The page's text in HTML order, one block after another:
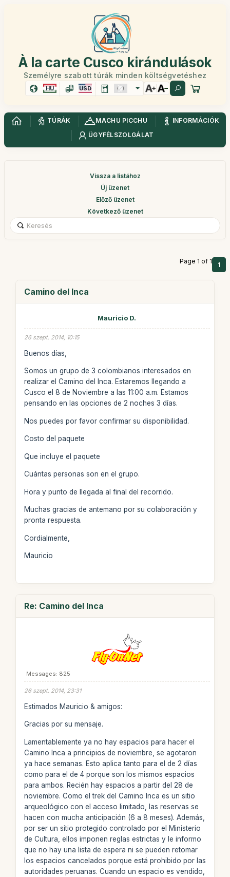
À la carte Cusco kirándulások
Személyre szabott túrák minden költségvetéshez
HU USD
TÚRÁK MACHU PICCHU
INFORMÁCIÓK
ÜGYFÉLSZOLGÁLAT
Vissza a listához
Új üzenet
Előző üzenet
Következő üzenet
Page 1 of 1 1
Camino del Inca
Mauricio D.
26 szept. 2014, 10:15
Buenos días,
Somos un grupo de 3 colombianos interesados en
realizar el Camino del Inca. Estaremos llegando a
Cusco el 8 de Noviembre a las 11:00 a.m. Estamos
pensando en las opciones de 2 noches 3 días.
Nos puedes por favor confirmar su disponibilidad.
Costo del paquete
Que incluye el paquete
Cuántas personas son en el grupo.
Hora y punto de llegada al final del recorrido.
Muchas gracias de antemano por su colaboración y
pronta respuesta.
Cordialmente,
Mauricio
Re: Camino del Inca
Messages: 825
26 szept. 2014, 23:31
Estimados Mauricio & amigos:
Gracias por su mensaje.
Lamentablemente ya no hay espacios para hacer el
Camino Inca a principios de noviembre, se agotaron
ya hace semanas. Esto aplica tanto para el de 2 días
como para el de 4 porque son los mismos espacios
para ambos. Recién hay espacios a partir del 28 de
noviembre. Como el trek del Camino Inca es un sitio
arqueológico con el acceso limitado, las reservas se
hacen con mucha anticipación (6 a 8 meses). Además,
por ser un sitio protegido controlado por el Ministerio
de Cultura, ellos imponen reglas estrictas y le informo
que no hay una lista de espera ni se pueden retomar
los espacios cancelados porque está prohibido por las
autoridades peruanas. Cuando un espacio es vendido,